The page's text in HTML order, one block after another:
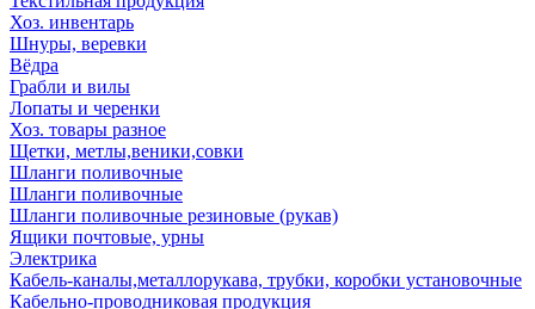
Хоз. инвентарь
Шнуры, веревки
Вёдра
Грабли и вилы
Лопаты и черенки
Хоз. товары разное
Щетки, метлы,веники,совки
Шланги поливочные
Шланги поливочные
Шланги поливочные резиновые (рукав)
Ящики почтовые, урны
Электрика
Кабель-каналы,металлорукава, трубки, коробки установочные
Кабельно-проводниковая продукция